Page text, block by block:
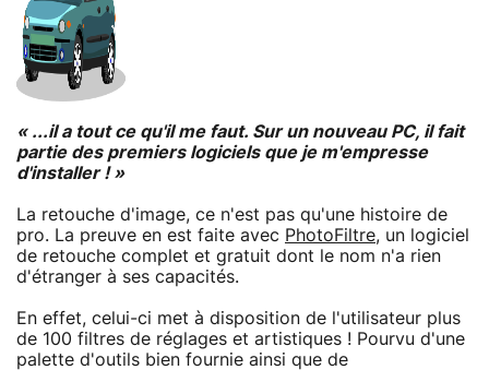
« ...il a tout ce qu'il me faut. Sur un nouveau PC, il fait
partie des premiers logiciels que je m'empresse
d'installer ! »
La retouche d'image, ce n'est pas qu'une histoire de
pro. La preuve en est faite avec PhotoFiltre, un logiciel
de retouche complet et gratuit dont le nom n'a rien
d'étranger à ses capacités.
En effet, celui-ci met à disposition de l'utilisateur plus
de 100 filtres de réglages et artistiques ! Pourvu d'une
palette d'outils bien fournie ainsi que de